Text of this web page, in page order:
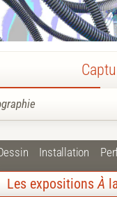
Installation
Les expositions À